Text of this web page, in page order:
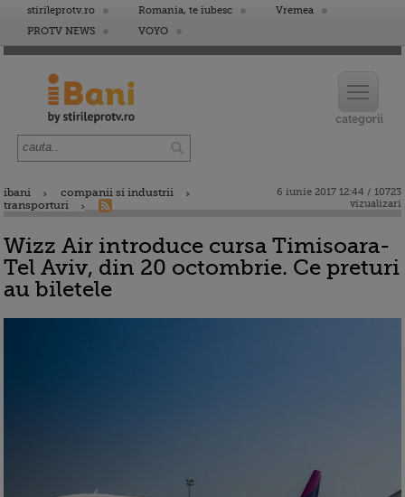
stirileprotv.ro Romania, te iubesc
Vremea
PROTV NEWS
VOYO
ibani
companii si industrii
transporturi
6 iunie 2017 12:44 / 10723
vizualizari
Wizz Air introduce cursa Timisoara-
Tel Aviv, din 20 octombrie. Ce preturi
au biletele